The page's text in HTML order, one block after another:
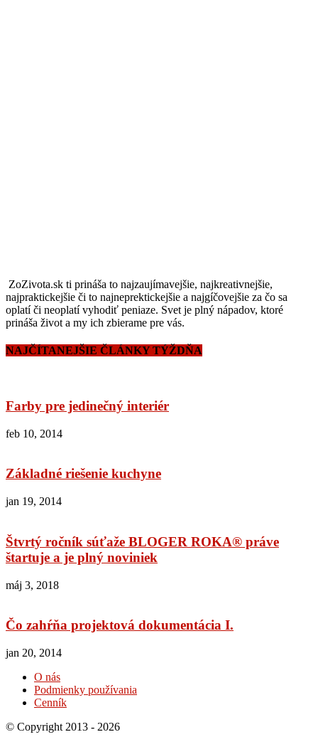
ZoZivota.sk ti prináša to najzaujímavejšie, najkreativnejšie,
najpraktickejšie či to najneprektickejšie a najgíčovejšie za čo sa
oplatí či neoplatí vyhodiť peniaze. Svet je plný nápadov, ktoré
prináša život a my ich zbierame pre vás.
NAJČÍTANEJŠIE ČLÁNKY TÝŽDŇA
Farby pre jedinečný interiér
feb 10, 2014
Základné riešenie kuchyne
jan 19, 2014
Štvrtý ročník súťaže BLOGER ROKA® práve
štartuje a je plný noviniek
máj 3, 2018
Čo zahŕňa projektová dokumentácia I.
jan 20, 2014
O nás
Podmienky používania
Cenník
© Copyright 2013 - 2026